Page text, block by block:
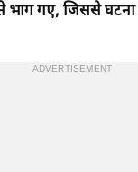
भाग गए, जिससे घटना
ADVERTISEMENT